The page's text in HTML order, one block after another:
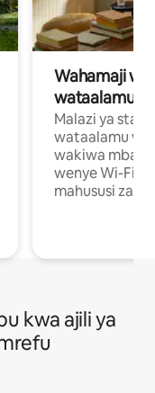
Wahamaji
wataalamu
Malazi ya
wataalamu
wakiwa mbali
wenye Wi-Fi
mahususi za
kwa ajili ya